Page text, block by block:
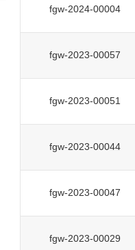
fgw-2024-00004
fgw-2023-00057
fgw-2023-00051
fgw-2023-00044
fgw-2023-00047
fgw-2023-00029